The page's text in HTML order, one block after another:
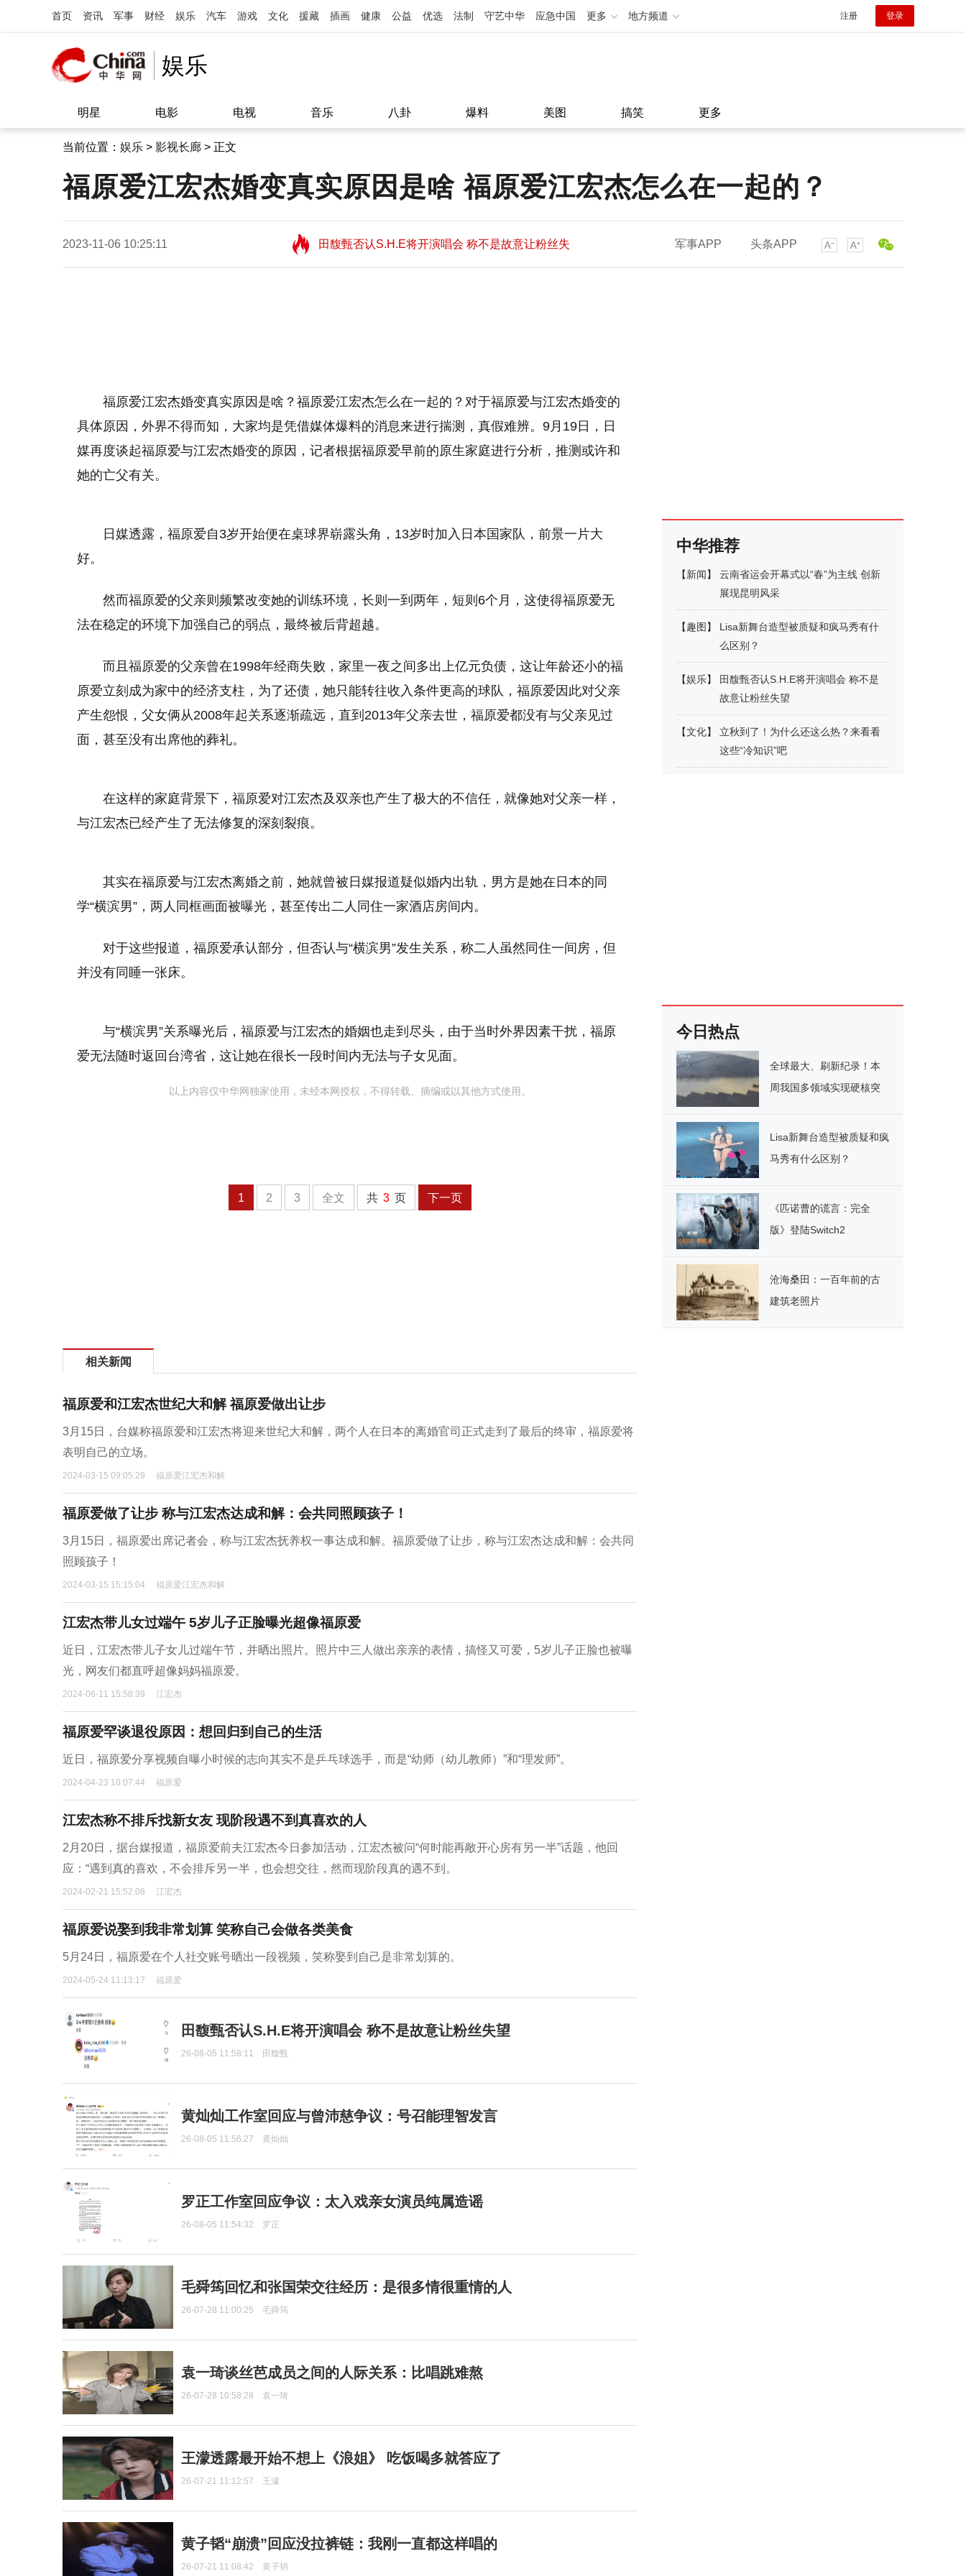
首页 资讯 军事 财经 娱乐 汽车 游戏 文化 援藏 插画 健康 公益 优选 法制 守艺中华 应急中国 更多 地方频道 注册 登录
娱乐
明星 电影 电视 音乐 八卦 爆料 美图 搞笑 更多
当前位置： 娱乐 > 影视长廊 > 正文
福原爱江宏杰婚变真实原因是啥 福原爱江宏杰怎么在一起的？
2023-11-06 10:25:11
田馥甄否认S.H.E将开演唱会 称不是故意让粉丝失
望11:08
田馥甄否认S.H.E将开演唱会 称不是故意让粉丝失
军事APP 头条APP
福原爱江宏杰婚变真实原因是啥？福原爱江宏杰怎么在一起的？对于福原爱与江宏杰婚变的
具体原因，外界不得而知，大家均是凭借媒体爆料的消息来进行揣测，真假难辨。9月19日，日
媒再度谈起福原爱与江宏杰婚变的原因，记者根据福原爱早前的原生家庭进行分析，推测或许和
她的亡父有关。
日媒透露，福原爱自3岁开始便在桌球界崭露头角，13岁时加入日本国家队，前景一片大
好。
然而福原爱的父亲则频繁改变她的训练环境，长则一到两年，短则6个月，这使得福原爱无
法在稳定的环境下加强自己的弱点，最终被后背超越。
而且福原爱的父亲曾在1998年经商失败，家里一夜之间多出上亿元负债，这让年龄还小的福
原爱立刻成为家中的经济支柱，为了还债，她只能转往收入条件更高的球队，福原爱因此对父亲
产生怨恨，父女俩从2008年起关系逐渐疏远，直到2013年父亲去世，福原爱都没有与父亲见过
面，甚至没有出席他的葬礼。
在这样的家庭背景下，福原爱对江宏杰及双亲也产生了极大的不信任，就像她对父亲一样，
与江宏杰已经产生了无法修复的深刻裂痕。
其实在福原爱与江宏杰离婚之前，她就曾被日媒报道疑似婚内出轨，男方是她在日本的同
学“横滨男”，两人同框画面被曝光，甚至传出二人同住一家酒店房间内。
对于这些报道，福原爱承认部分，但否认与“横滨男”发生关系，称二人虽然同住一间房，但
并没有同睡一张床。
与“横滨男”关系曝光后，福原爱与江宏杰的婚姻也走到尽头，由于当时外界因素干扰，福原
爱无法随时返回台湾省，这让她在很长一段时间内无法与子女见面。
以上内容仅中华网独家使用，未经本网授权，不得转载、摘编或以其他方式使用。
1 2 3 全文 共 3 页 下一页
相关新闻
福原爱和江宏杰世纪大和解 福原爱做出让步
3月15日，台媒称福原爱和江宏杰将迎来世纪大和解，两个人在日本的离婚官司正式走到了最后的终审，福原爱将
表明自己的立场。
2024-03-15 09:05:29 福原爱江宏杰和解
福原爱做了让步 称与江宏杰达成和解：会共同照顾孩子！
3月15日，福原爱出席记者会，称与江宏杰抚养权一事达成和解。福原爱做了让步，称与江宏杰达成和解：会共同
照顾孩子！
2024-03-15 15:15:04 福原爱江宏杰和解
江宏杰带儿女过端午 5岁儿子正脸曝光超像福原爱
近日，江宏杰带儿子女儿过端午节，并晒出照片。照片中三人做出亲亲的表情，搞怪又可爱，5岁儿子正脸也被曝
光，网友们都直呼超像妈妈福原爱。
2024-06-11 15:58:39 江宏杰
福原爱罕谈退役原因：想回归到自己的生活
近日，福原爱分享视频自曝小时候的志向其实不是乒乓球选手，而是“幼师（幼儿教师）”和“理发师”。
2024-04-23 10:07:44 福原爱
江宏杰称不排斥找新女友 现阶段遇不到真喜欢的人
2月20日，据台媒报道，福原爱前夫江宏杰今日参加活动，江宏杰被问“何时能再敞开心房有另一半”话题，他回
应：“遇到真的喜欢，不会排斥另一半，也会想交往，然而现阶段真的遇不到。
2024-02-21 15:52:08 江宏杰
福原爱说娶到我非常划算 笑称自己会做各类美食
5月24日，福原爱在个人社交账号晒出一段视频，笑称娶到自己是非常划算的。
2024-05-24 11:13:17 福原爱
田馥甄否认S.H.E将开演唱会 称不是故意让粉丝失望
26-08-05 11:58:11 田馥甄
黄灿灿工作室回应与曾沛慈争议：号召能理智发言
26-08-05 11:56:27 黄灿灿
罗正工作室回应争议：太入戏亲女演员纯属造谣
26-08-05 11:54:32 罗正
毛舜筠回忆和张国荣交往经历：是很多情很重情的人
26-07-28 11:00:25 毛舜筠
袁一琦谈丝芭成员之间的人际关系：比唱跳难熬
26-07-28 10:58:28 袁一琦
王濛透露最开始不想上《浪姐》 吃饭喝多就答应了
26-07-21 11:12:57 王濛
黄子韬“崩溃”回应没拉裤链：我刚一直都这样唱的
26-07-21 11:08:42 黄子韬
中华推荐
【新闻】
云南省运会开幕式以“春”为主线 创新
展现昆明风采
【趣图 】
Lisa新舞台造型被质疑和疯马秀有什
么区别？
【娱乐】
田馥甄否认S.H.E将开演唱会 称不是
故意让粉丝失望
【文化】
立秋到了！为什么还这么热？来看看
这些“冷知识”吧
今日热点
全球最大、刷新纪录！本
周我国多领域实现硬核突
Lisa新舞台造型被质疑和疯
马秀有什么区别？
《匹诺曹的谎言：完全
版》登陆Switch2
沧海桑田：一百年前的古
建筑老照片